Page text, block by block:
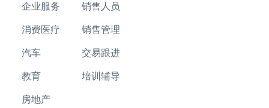
企业服务
消费医疗
汽车
教育
房地产
销售人员
销售管理
交易跟进
培训辅导